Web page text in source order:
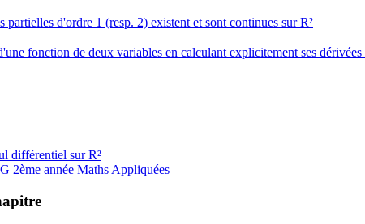
partielles d'ordre 1 (resp. 2) existent et sont continues sur R²
fonction de deux variables en calculant explicitement ses
différentiel sur R²
2ème année Maths Appliquées